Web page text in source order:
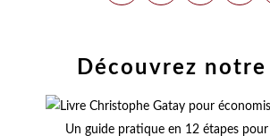
Découvrez
Un guide pratique en 12 étapes